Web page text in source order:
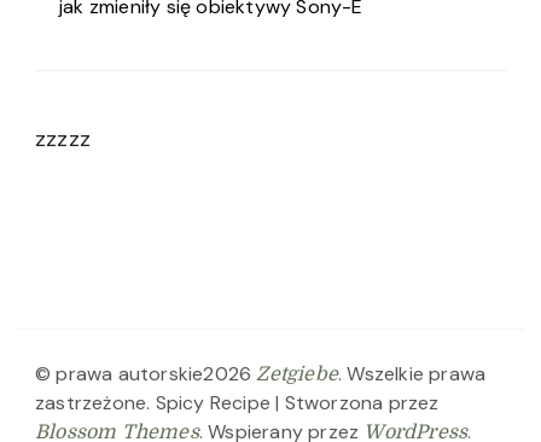
jak zmieniły się obiektywy Sony-E
zzzzz
© prawa autorskie2026Zetgiebe. Wszelkie prawa
zastrzeżone. Spicy Recipe | Stworzona przez
Blossom Themes. Wspierany przez WordPress.